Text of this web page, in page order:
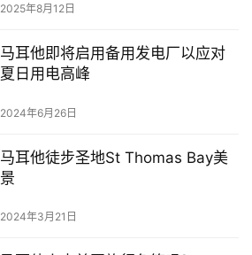
2025年8月12日
马耳他即将启用备用发电厂以应对
夏日用电高峰
2024年6月26日
马耳他徒步圣地St Thomas Bay美
景
2024年3月21日